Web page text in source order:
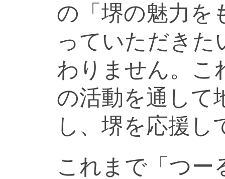
の「堺の魅力を
っていただきた
わりません。こ
の活動を通して
し、堺を応援し
これまで「つー